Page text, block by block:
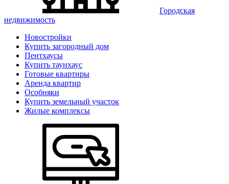
Городская
недвижимость
Новостройки
Купить загородный дом
Пентхаусы
Купить таунхаус
Готовые квартиры
Аренда квартир
Особняки
Купить земельный участок
Жилые комплексы